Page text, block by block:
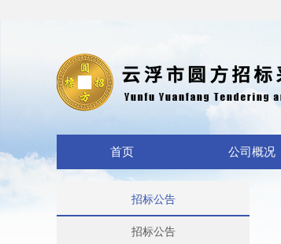
首页 公司概况
招标公告
招标公告